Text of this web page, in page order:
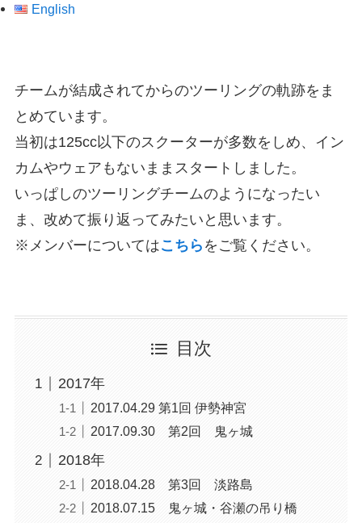
English
チームが結成されてからのツーリングの軌跡をま
とめています。
当初は125cc以下のスクーターが多数をしめ、イン
カムやウェアもないままスタートしました。
いっぱしのツーリングチームのようになったい
ま、改めて振り返ってみたいと思います。
※メンバーについてはこちら をご覧ください。
目次
2017年
2017.04.29 第1回 伊勢神宮
2017.09.30 第2回 鬼ヶ城
2018年
2018.04.28 第3回 淡路島
2018.07.15 鬼ヶ城・谷瀬の吊り橋